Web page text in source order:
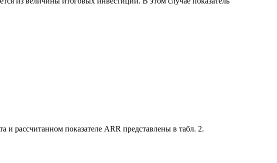
рассчитанном показателе ARR представлены в табл. 2.